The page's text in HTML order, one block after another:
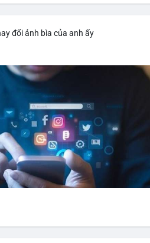
đổi ảnh bìa của anh ấy